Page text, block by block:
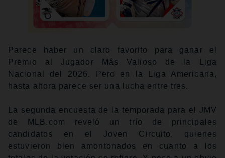
Parece haber un claro favorito para ganar el
Premio al Jugador Más Valioso de la Liga
Nacional del 2026. Pero en la Liga Americana,
hasta ahora parece ser una lucha entre tres.
La segunda encuesta de la temporada para el JMV
de MLB.com reveló un trío de principales
candidatos en el Joven Circuito, quienes
estuvieron bien amontonados en cuanto a los